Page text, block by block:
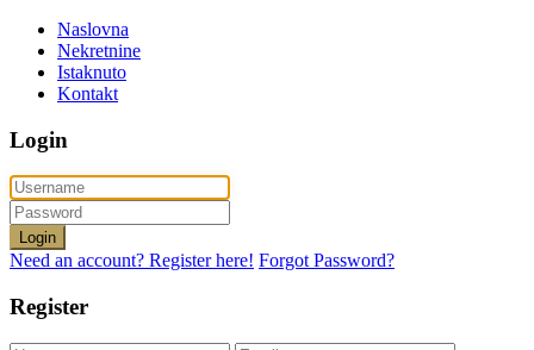
Naslovna
Nekretnine
Istaknuto
Kontakt
Login
Login
Need an account? Register here! Forgot Password?
Register